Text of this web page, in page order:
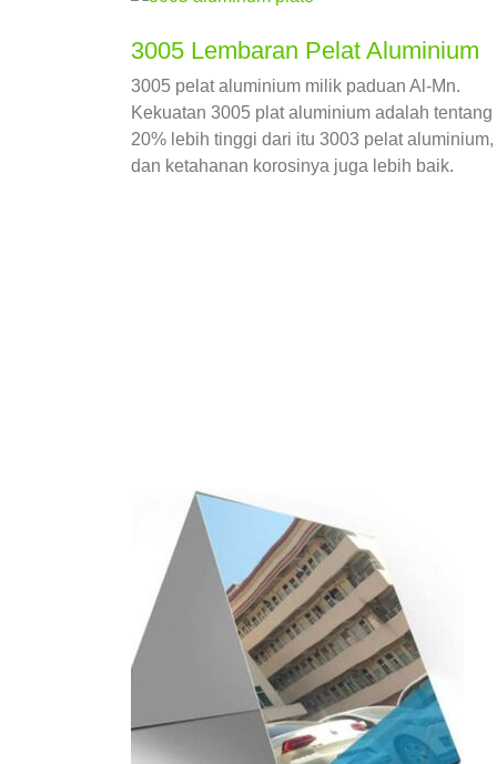
3005 Lembaran Pelat Aluminium
3005 pelat aluminium milik paduan Al-Mn.
Kekuatan 3005 plat aluminium adalah tentang
20% lebih tinggi dari itu 3003 pelat aluminium,
dan ketahanan korosinya juga lebih baik.